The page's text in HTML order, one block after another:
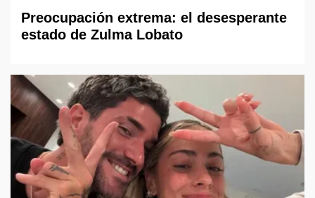
Preocupación extrema: el desesperante
estado de Zulma Lobato